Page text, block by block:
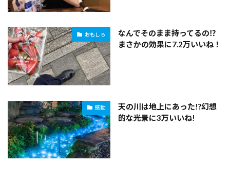
おもしろ
なんでそのまま持ってるの⁉
まさかの効果に7.2万いいね！
感動
天の川は地上にあった!?幻想
的な光景に3万いいね!